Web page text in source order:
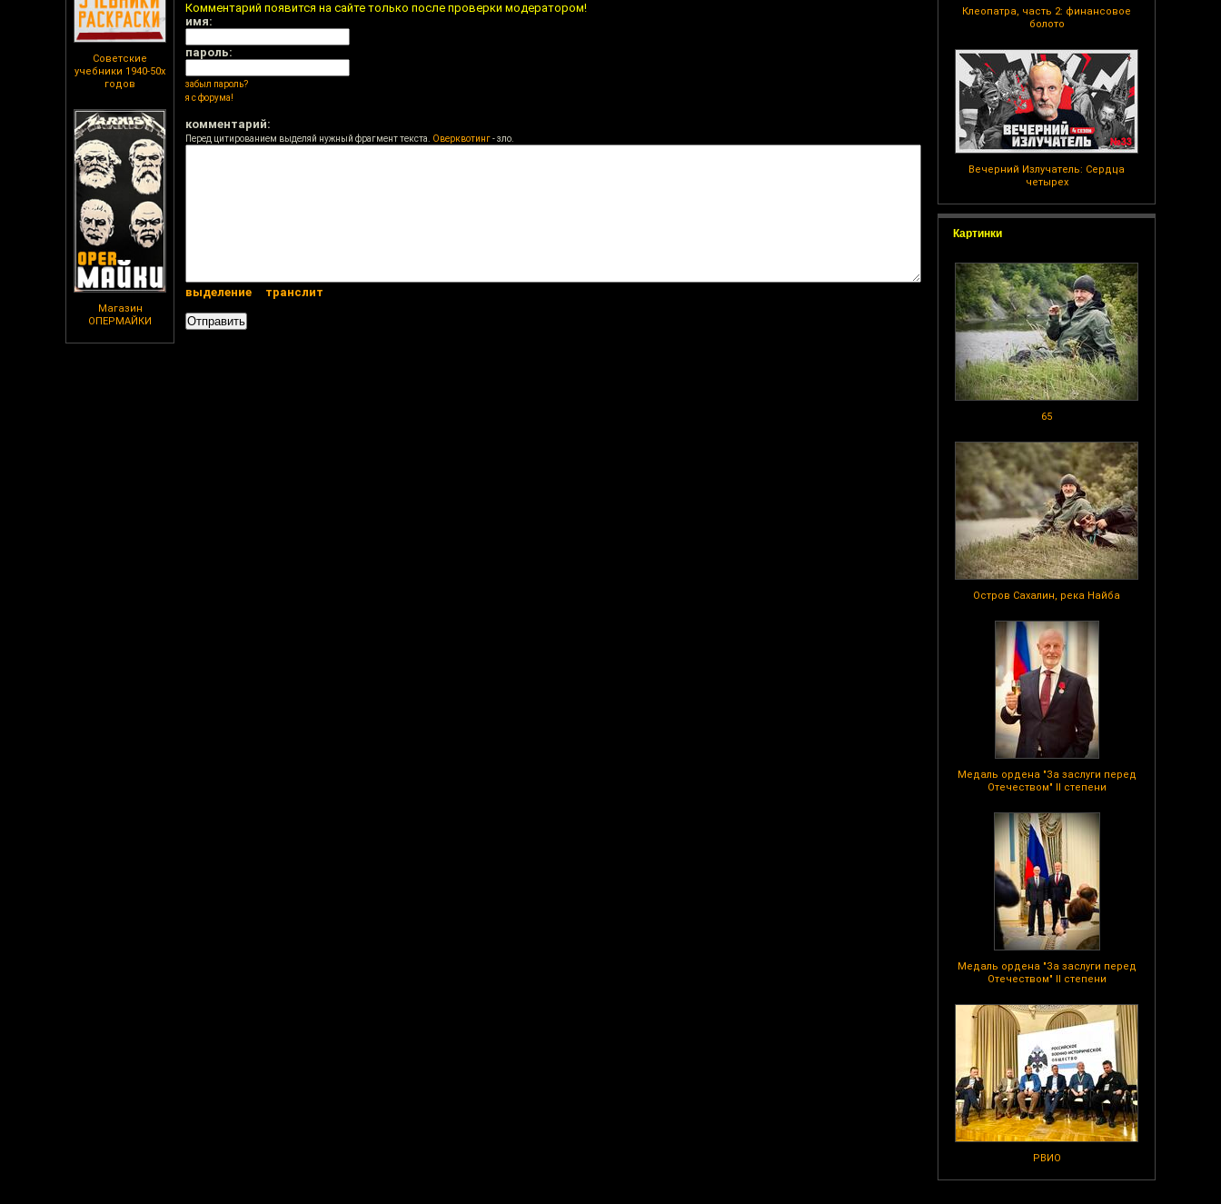
Советские
учебники 1940-50х
годов
Магазин
ОПЕРМАЙКИ
Клеопатра, часть 2: финансовое
болото
Вечерний Излучатель: Сердца
четырех
Картинки
65
Остров Сахалин, река Найба
Медаль ордена "За заслуги перед
Отечеством" II степени
Медаль ордена "За заслуги перед
Отечеством" II степени
РВИО
Комментарий появится на сайте только после проверки модератором!
имя:
пароль:
забыл пароль?
я с форума!
комментарий:
Перед цитированием выделяй нужный фрагмент текста. Оверквотинг- зло.
выделение транслит